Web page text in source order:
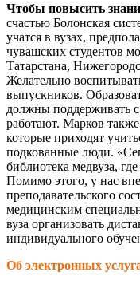
Чтобы повысить
счастью Болонская
учатся в вузах,
чувашских студентов
Татарстана,
Желательно
выпускников.
должны поддерживать с
работают. Марков
которые приходят
подкованные люди.
библиотека медвуза,
Помимо этого, у нас
преподавательского
медицинским
вуза организовать
индивидуального
Об электронных